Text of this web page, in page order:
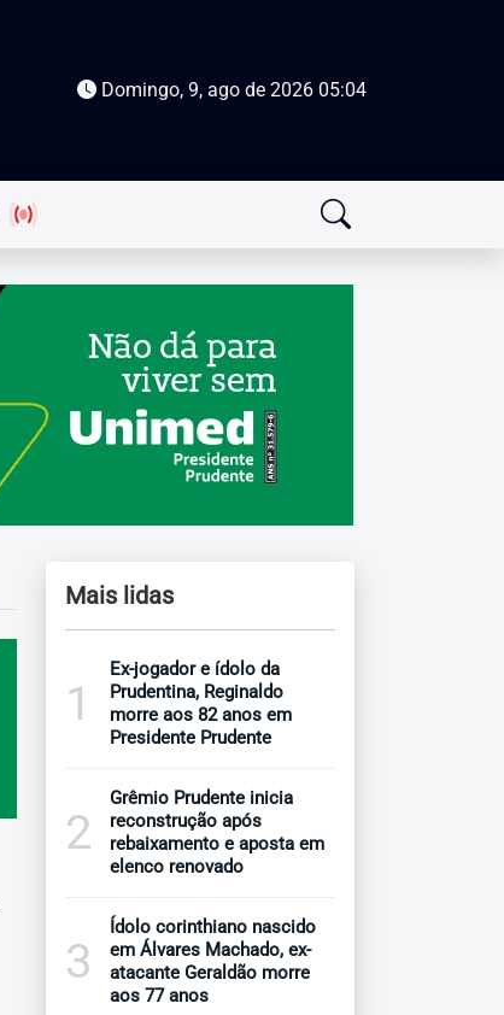
Domingo, 9, ago de 2026 05:04
Mais lidas
1
Ex-jogador e ídolo da
Prudentina, Reginaldo
morre aos 82 anos em
Presidente Prudente
2
Grêmio Prudente inicia
reconstrução após
rebaixamento e aposta em
elenco renovado
3
Ídolo corinthiano nascido
em Álvares Machado, ex-
atacante Geraldão morre
aos 77 anos